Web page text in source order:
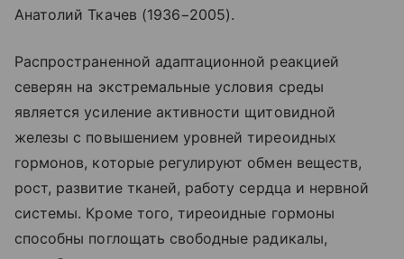
Анатолий Ткачев (1936−2005).
Распространенной адаптационной реакцией
северян на экстремальные условия среды
является усиление активности щитовидной
железы с повышением уровней тиреоидных
гормонов, которые регулируют обмен веществ,
рост, развитие тканей, работу сердца и нервной
системы. Кроме того, тиреоидные гормоны
способны поглощать свободные радикалы,